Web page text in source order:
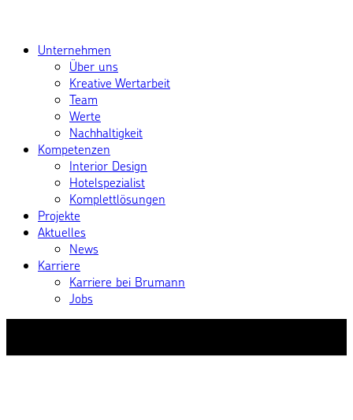
Unternehmen
Über uns
Kreative Wertarbeit
Team
Werte
Nachhaltigkeit
Kompetenzen
Interior Design
Hotelspezialist
Komplettlösungen
Projekte
Aktuelles
News
Karriere
Karriere bei Brumann
Jobs